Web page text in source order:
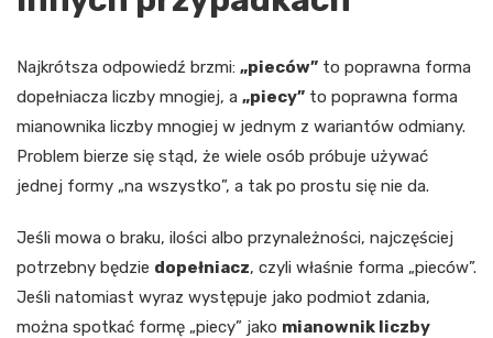
Najkrótsza odpowiedź brzmi: „pieców” to poprawna forma
dopełniacza liczby mnogiej, a „piecy” to poprawna forma
mianownika liczby mnogiej w jednym z wariantów odmiany.
Problem bierze się stąd, że wiele osób próbuje używać
jednej formy „na wszystko”, a tak po prostu się nie da.
Jeśli mowa o braku, ilości albo przynależności, najczęściej
potrzebny będzie dopełniacz, czyli właśnie forma „pieców”.
Jeśli natomiast wyraz występuje jako podmiot zdania,
można spotkać formę „piecy” jako mianownik liczby